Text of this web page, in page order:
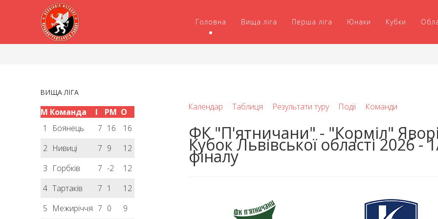
Головна Вища ліга Перша ліга Юнаки Кубки
ВИЩА ЛІГА
М Команда І РМ О
1
Боянець 7 16
16
2 Нивиці 7 9
12
3 Горбків 7 -2
12
4 Тартаків 7 1
12
5 Межиріччя 7 0
9
Календар Таблиця Результати туру Події Команди
ФК "П'ятничани" - "Корміл"
Кубок Львівської області 2026 -
фіналу